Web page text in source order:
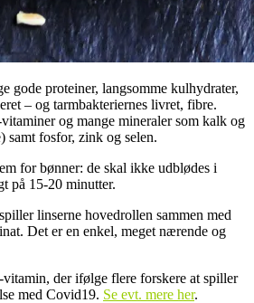
gode proteiner, langsomme kulhydrater,
– og tarmbakteriernes livret, fibre.
og mange mineraler som kalk og
samt fosfor, zink og selen.
for bønner: de skal ikke udblødes i
på 15-20 minutter.
linserne hovedrollen sammen med
Det er en enkel, meget nærende og
der ifølge flere forskere at spiller
med Covid19. Se evt. mere her.